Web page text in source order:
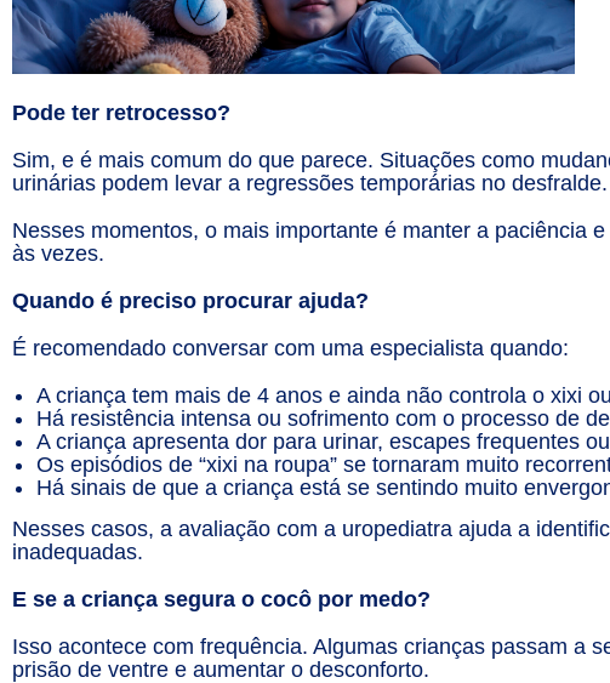
Pode ter retrocesso?
Sim, e é mais comum do que parece. Situações como
urinárias podem levar a regressões temporárias no desfralde.
Nesses momentos, o mais importante é manter a paciência
às vezes.
Quando é preciso procurar ajuda?
É recomendado conversar com uma especialista quando:
A criança tem mais de 4 anos e ainda não controla o xixi
Há resistência intensa ou sofrimento com o processo de
A criança apresenta dor para urinar, escapes frequentes
Os episódios de “xixi na roupa” se tornaram muito
Há sinais de que a criança está se sentindo muito
Nesses casos, a avaliação com a uropediatra ajuda a
inadequadas.
E se a criança segura o cocô por medo?
Isso acontece com frequência. Algumas crianças passam a
prisão de ventre e aumentar o desconforto.